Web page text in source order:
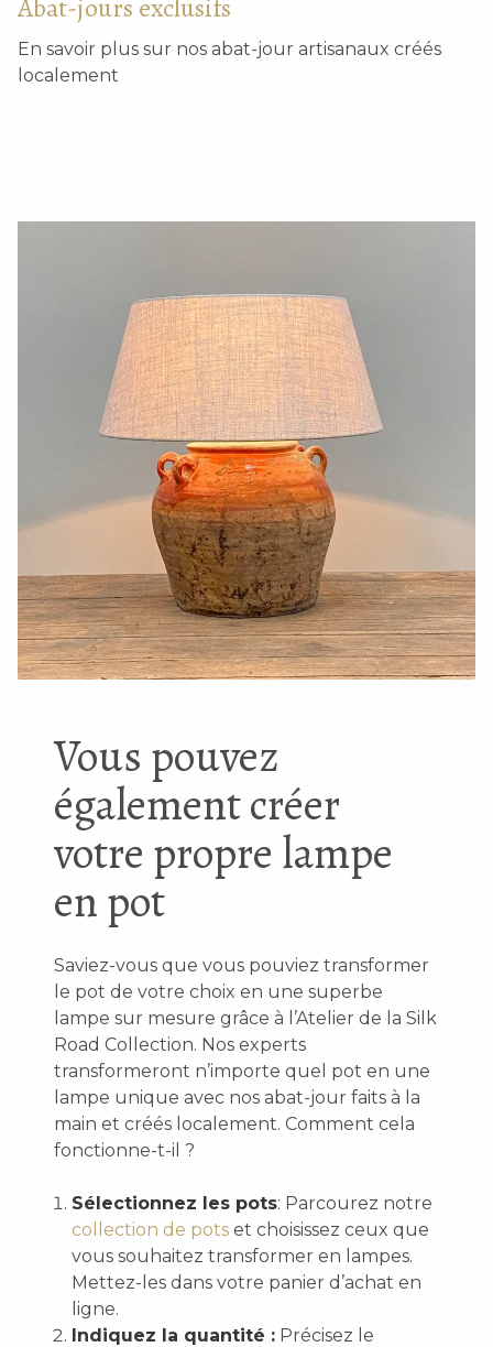
Abat-jours exclusifs
En savoir plus sur nos abat-jour artisanaux créés
localement
Vous pouvez
également créer
votre propre lampe
en pot
Saviez-vous que vous pouviez transformer
le pot de votre choix en une superbe
lampe sur mesure grâce à l’Atelier de la Silk
Road Collection. Nos experts
transformeront n’importe quel pot en une
lampe unique avec nos abat-jour faits à la
main et créés localement. Comment cela
fonctionne-t-il ?
Sélectionnez les pots: Parcourez notre
collection de pots et choisissez ceux que
vous souhaitez transformer en lampes.
Mettez-les dans votre panier d’achat en
ligne.
Indiquez la quantité : Précisez le